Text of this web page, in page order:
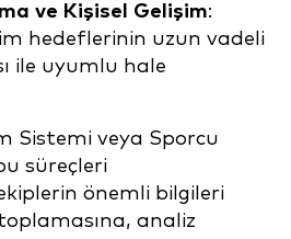
ve Kişisel Gelişim:
hedeflerinin uzun vadeli
ile uyumlu hale
Sistemi veya Sporcu
süreçleri
önemli bilgileri
analiz